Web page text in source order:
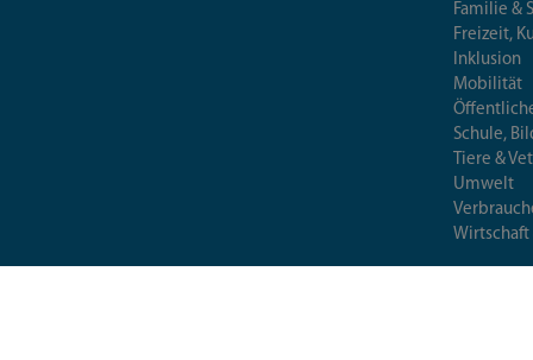
Familie &
Freizeit,
Inklusion
Mobilität
Schule,
Tiere &
Umwelt
Wirtschaft